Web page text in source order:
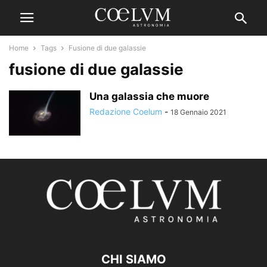
Home Tags Fusione di due galassie
fusione di due galassie
Una galassia che muore
Redazione Coelum - 18 Gennaio 2021
CHI SIAMO